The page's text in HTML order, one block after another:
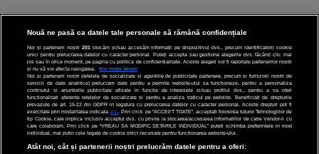
CINEMA
DIVERTISMENT
STIRI
TEHNOLOGIE
Nouă ne pasă ca datele tale personale să rămână confidențiale
Noi și partenerii noștri 201 stocăm și/sau accesăm informații pe dispozitivul dvs., precum identificatorii cookie
unici pentru prelucrarea datelor cu caracter personal. Puteți accepta sau gestiona alegerile dvs. făcând clic mai
jos sau în orice moment, pe pagina cu politica de confidențialitate. Aceste alegeri vor fi raportate partenerilor noștri
și nu vă vor afecta navigarea.
Mai multe detalii
Noi si partenerii nostri (retelele de socializare si agentiile de publicitate partenere, precum si furnizorii nostri de
servicii de date analitice) prelucram date pentru a permite website-ului sa functioneze, pentru a personaliza
continutul si anunturile publicitare afisate in functie de interesele si/sau profilul dvs., pentru a va oferi
functionalitati aferente retelelor de socializare si pentru a analiza traficul pe website. Beneficiati de drepturile
prevazute de art. 15-22 din GDPR in legatura cu prelucrarea datelor cu caracter personal. Aceste drepturi pot fi
exercitate prin modalitatea indicataaici . Prin click pe “ACCEPT TOATE”, acceptati folosirea tuturor Tehnologiilor de
tip Cookie, care implica inclusiv acceptul dvs. cu privire la stocarea/accesarea informatiilor de catre Vendor-ii cu
care colaboram. Prin click pe “VREAU SA MODIFIC SETARILE INDIVIDUAL” puteti schimba preferintele in mod
individual, mai putin cele legate de cookie strict necesare pentru functionarea website-ului.
Atât noi, cât și partenerii noștri prelucrăm datele pentru a oferi: